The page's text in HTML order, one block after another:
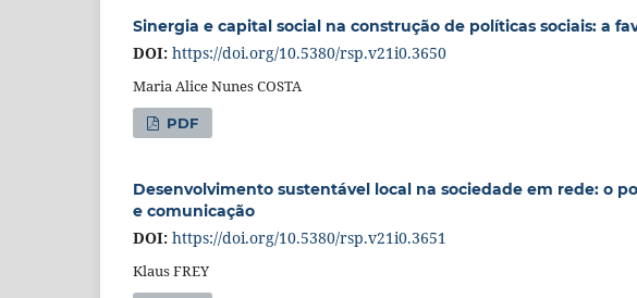
Sinergia e capital social na construção de políticas sociais: a
DOI: https://doi.org/10.5380/rsp.v21i0.3650
Maria Alice Nunes COSTA
PDF
Desenvolvimento sustentável local na sociedade em rede: o
e comunicação
DOI: https://doi.org/10.5380/rsp.v21i0.3651
Klaus FREY